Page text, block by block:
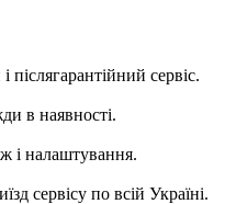
післягарантійний сервіс.
в наявності.
і налаштування.
сервісу по всій Україні.